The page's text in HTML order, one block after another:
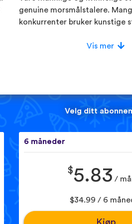
genuine morsmålstalere.
konkurrenter bruker kunstige
Vis mer
Velg ditt
6 måneder
$5.83 /
$34.99 / 6